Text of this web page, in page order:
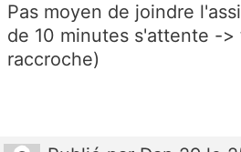
Pas moyen de joindre
de 10 minutes s'attente -
raccroche)